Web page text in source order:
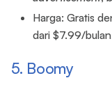
Harga: Gratis
dari $7.99/
5. Boomy